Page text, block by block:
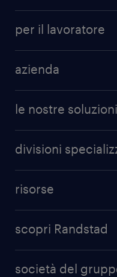
per il lavoratore
azienda
le nostre soluzioni
divisioni
risorse
scopri Randstad
società del